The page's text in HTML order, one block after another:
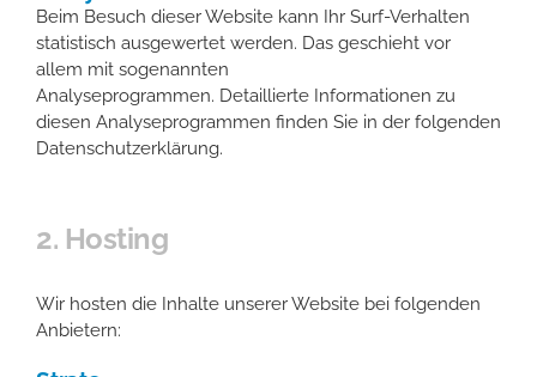
Beim Besuch dieser Website kann Ihr Surf-Verhalten
statistisch ausgewertet werden. Das geschieht vor
allem mit sogenannten
Analyseprogrammen. Detaillierte Informationen zu
diesen Analyseprogrammen finden Sie in der folgenden
Datenschutzerklärung.
2. Hosting
Wir hosten die Inhalte unserer Website bei folgenden
Anbietern: